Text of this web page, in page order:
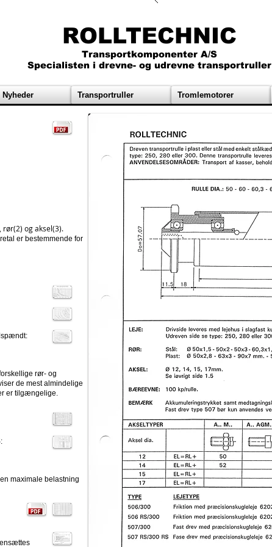
ROLLTECHNIC
Transportkomponenter A/S
Specialisten i drevne- og udrevne transportruller
Nyheder Transportruller Tromlemotorer
rør(2) og aksel(3).
er bestemmende for
rør- og
de mest almindelige
er tilgængelige.
maximale belastning